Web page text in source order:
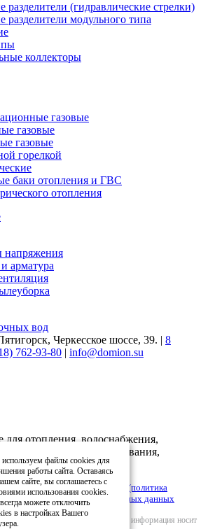
разделители (гидравлические стрелки)
разделители модульного типа
коллекторы
газовые
газовые
газовые
горелкой
баки отопления и ГВС
отопления
напряжения
арматура
вод
Черкесское шоссе, 39. | 8
762-93-80 | info@domion.su
отопления, водоснабжения,
кондиционирования,
персональных данных (политика
на обработку персональных данных
что вся представленная на сайте информация носит
файлы cookies для
работы сайта. Оставаясь
сайте, вы соглашаетесь с
использования cookies.
можете отключить
в настройках Вашего